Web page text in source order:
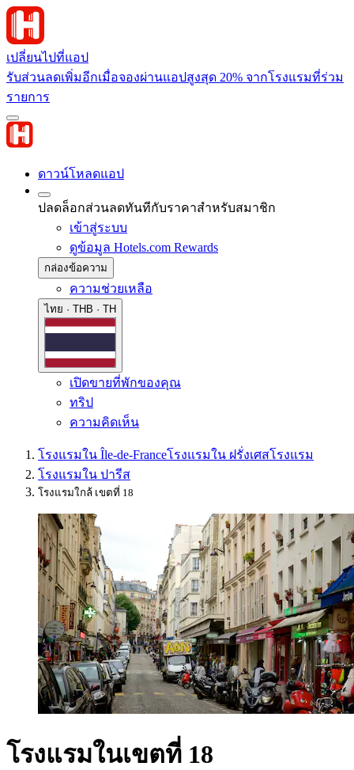
เปลี่ยนไปที่แอป
รับส่วนลดเพิ่มอีกเมื่อจองผ่านแอปสูงสุด 20% จากโรงแรมที่ร่วม
รายการ
ดาวน์โหลดแอป
ปลดล็อกส่วนลดทันทีกับราคาสำหรับสมาชิก
เข้าสู่ระบบ
ดูข้อมูล Hotels.com Rewards
กล่องข้อความ
ความช่วยเหลือ
ไทย · THB · TH
เปิดขายที่พักของคุณ
ทริป
ความคิดเห็น
โรงแรมใน Île-de-Franceโรงแรมใน ฝรั่งเศสโรงแรม
โรงแรมใน ปารีส
โรงแรมใกล้ เขตที่ 18
โรงแรมในเขตที่ 18